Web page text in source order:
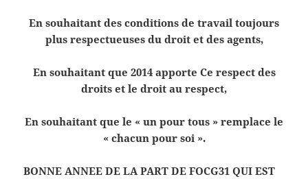
En souhaitant des conditions de travail toujours
plus respectueuses du droit et des agents,
En souhaitant que 2014 apporte Ce respect des
droits et le droit au respect,
En souhaitant que le « un pour tous » remplace le
« chacun pour soi ».
BONNE ANNEE DE LA PART DE FOCG31 QUI EST